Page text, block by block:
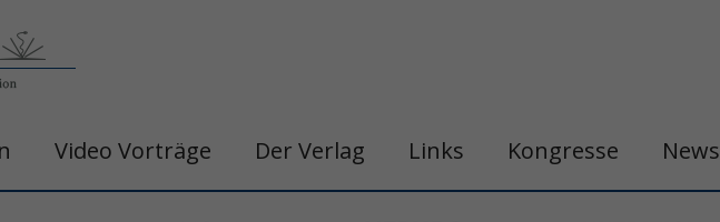
Video Vorträge Der Verlag Links Kongresse News